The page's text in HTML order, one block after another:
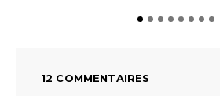
12 COMMENTAIRES